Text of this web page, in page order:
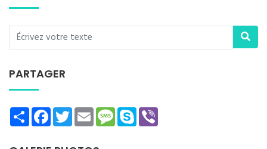
PARTAGER
ShareFacebookTwitterEmailMessage
Skype